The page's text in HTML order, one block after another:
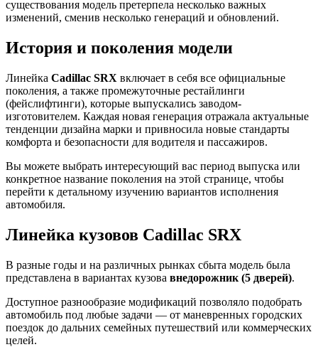
существования модель претерпела несколько важных
изменений, сменив несколько генераций и обновлений.
История и поколения модели
Линейка Cadillac SRX включает в себя все официальные
поколения, а также промежуточные рестайлинги
(фейслифтинги), которые выпускались заводом-
изготовителем. Каждая новая генерация отражала актуальные
тенденции дизайна марки и привносила новые стандарты
комфорта и безопасности для водителя и пассажиров.
Вы можете выбрать интересующий вас период выпуска или
конкретное название поколения на этой странице, чтобы
перейти к детальному изучению вариантов исполнения
автомобиля.
Линейка кузовов Cadillac SRX
В разные годы и на различных рынках сбыта модель была
представлена в вариантах кузова внедорожник (5 дверей).
Доступное разнообразие модификаций позволяло подобрать
автомобиль под любые задачи — от маневренных городских
поездок до дальних семейных путешествий или коммерческих
целей.